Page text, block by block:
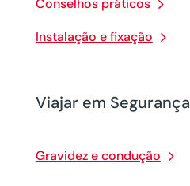
Conselhos práticos
Instalação e fixação
Viajar em Segurança
Gravidez e condução